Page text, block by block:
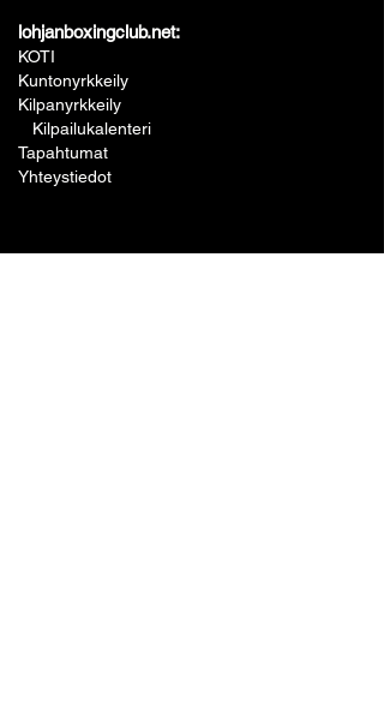
lohjanboxingclub.net:
KOTI
Kuntonyrkkeily
Kilpanyrkkeily
Kilpailukalenteri
Tapahtumat
Yhteystiedot